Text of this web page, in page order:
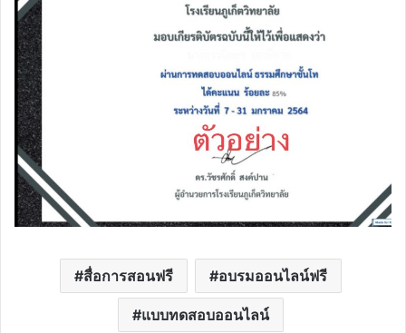
สื่อการสอนฟรี อบรมออนไลน์ฟรี
แบบทดสอบออนไลน์